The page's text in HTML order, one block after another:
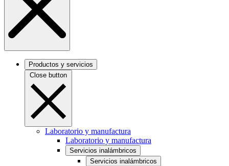
Productos y servicios
Close button
Laboratorio y manufactura
Laboratorio y manufactura
Servicios inalámbricos
Servicios inalámbricos